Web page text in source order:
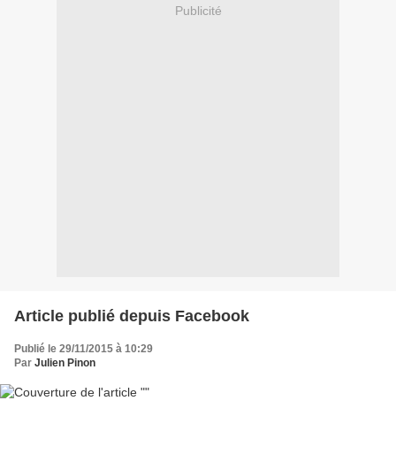
Publicité
Article publié depuis Facebook
Publié le 29/11/2015 à 10:29
Par Julien Pinon